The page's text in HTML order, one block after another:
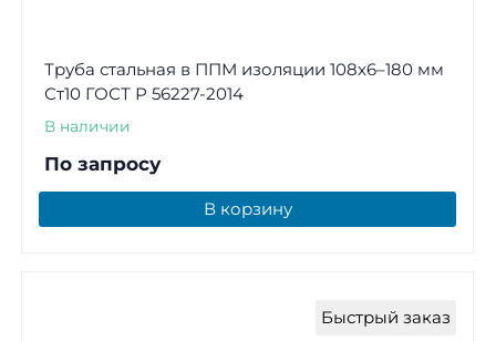
Труба стальная в ППМ изоляции 108х6–180 мм
Ст10 ГОСТ Р 56227-2014
В наличии
По запросу
В корзину
Быстрый заказ